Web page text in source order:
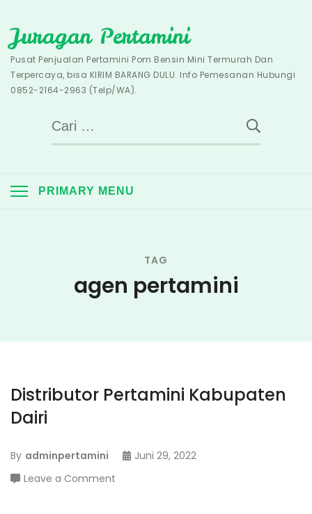
to
content
Juragan Pertamini
Pusat Penjualan Pertamini Pom Bensin Mini Termurah Dan
Terpercaya, bisa KIRIM BARANG DULU. Info Pemesanan Hubungi
0852-2164-2963 (Telp/WA).
Cari
untuk:
PRIMARY MENU
TAG
agen pertamini
Distributor Pertamini Kabupaten
Dairi
By adminpertamini
Juni 29, 2022
Leave a Comment